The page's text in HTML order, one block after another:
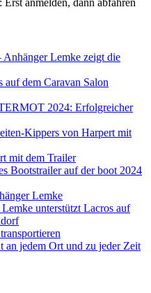
anmelden, dann abfahren
Lemke zeigt die
auf dem Caravan Salon
2024: Erfolgreicher
Kippers von Harpert mit
mit dem Trailer
Bootstrailer auf der boot 2024
Lemke
unterstützt Lacros auf
an jedem Ort und zu jeder Zeit